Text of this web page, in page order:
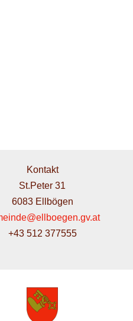
Kontakt
St.Peter 31
6083 Ellbögen
+43 512 377555